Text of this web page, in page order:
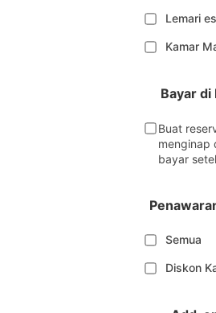
Lemari es
Kamar
Bayar di
Buat
menginap
bayar
Semua
Diskon